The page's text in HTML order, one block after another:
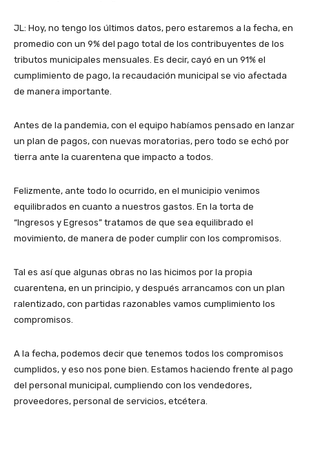
JL: Hoy, no tengo los últimos datos, pero estaremos a la fecha, en
promedio con un 9% del pago total de los contribuyentes de los
tributos municipales mensuales. Es decir, cayó en un 91% el
cumplimiento de pago, la recaudación municipal se vio afectada
de manera importante.
Antes de la pandemia, con el equipo habíamos pensado en lanzar
un plan de pagos, con nuevas moratorias, pero todo se echó por
tierra ante la cuarentena que impacto a todos.
Felizmente, ante todo lo ocurrido, en el municipio venimos
equilibrados en cuanto a nuestros gastos. En la torta de
“Ingresos y Egresos” tratamos de que sea equilibrado el
movimiento, de manera de poder cumplir con los compromisos.
Tal es así que algunas obras no las hicimos por la propia
cuarentena, en un principio, y después arrancamos con un plan
ralentizado, con partidas razonables vamos cumplimiento los
compromisos.
A la fecha, podemos decir que tenemos todos los compromisos
cumplidos, y eso nos pone bien. Estamos haciendo frente al pago
del personal municipal, cumpliendo con los vendedores,
proveedores, personal de servicios, etcétera.